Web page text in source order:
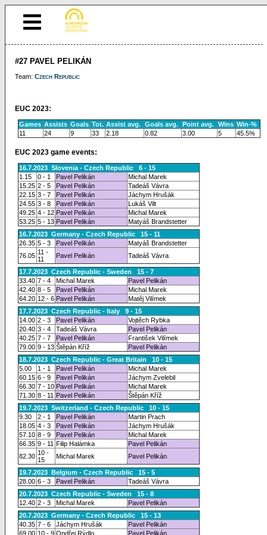
#27 PAVEL PELIKÁN
Team: Czech Republic
EUC 2023:
Games Assists Goals Tot. Assist avg. Goals avg. Point avg. Wins Win-%
11
24 9 33 2.18 0.82 3.00 5 45.5%
EUC 2023 game events:
16.7.2023 Slovenia - Czech Republic 6 - 15
1.15
0 - 1 Pavel Pelikán
Michal Marek
15.25 2 - 5 Pavel Pelikán
Tadeáš Vávra
22.15 3 - 7 Pavel Pelikán
Jáchym Hrušák
24.55 3 - 8 Pavel Pelikán
Lukáš Vilt
49.25 4 - 12 Pavel Pelikán
Michal Marek
53.25 5 - 13 Pavel Pelikán
Matyáš Brandstetter
16.7.2023 Germany - Czech Republic 15 - 11
26.35 5 - 3 Pavel Pelikán
Matyáš Brandstetter
76.05 11 -
11
Pavel Pelikán Tadeáš Vávra
17.7.2023 Czech Republic - Sweden 15 - 7
33.40 7 - 4 Michal Marek
Pavel Pelikán
42.40 8 - 5 Pavel Pelikán
Michal Marek
64.20 12 - 6 Pavel Pelikán
Matěj Vilímek
17.7.2023 Czech Republic - Italy 9 - 15
14.00 2 - 3 Pavel Pelikán
Vojtěch Rybka
20.40 3 - 4 Tadeáš Vávra
Pavel Pelikán
40.25 7 - 7 Pavel Pelikán
František Vilímek
79.00 9 - 13 Štěpán Kříž
Pavel Pelikán
18.7.2023 Czech Republic - Great Britain 10 - 15
5.00
1 - 1 Pavel Pelikán
Michal Marek
60.15 6 - 9 Pavel Pelikán
Jáchym Zvelebil
66.30 7 - 10 Pavel Pelikán
Michal Marek
71.30 8 - 11 Pavel Pelikán
Štěpán Kříž
19.7.2023 Switzerland - Czech Republic 10 - 15
9.30
2 - 1 Pavel Pelikán
Martin Prach
18.05 4 - 3 Pavel Pelikán
Jáchym Hrušák
57.10 8 - 9 Pavel Pelikán
Michal Marek
66.35 9 - 11 Filip Halámka
Pavel Pelikán
82.30 10 -
15
Michal Marek Pavel Pelikán
19.7.2023 Belgium - Czech Republic 15 - 5
28.00 6 - 3 Pavel Pelikán
Tadeáš Vávra
20.7.2023 Czech Republic - Sweden 15 - 8
12.40 2 - 3 Michal Marek
Pavel Pelikán
20.7.2023 Germany - Czech Republic 15 - 13
40.35 7 - 6 Jáchym Hrušák
Pavel Pelikán
69.00 10 - 9 Ondřej Rýdlo Pavel Pelikán